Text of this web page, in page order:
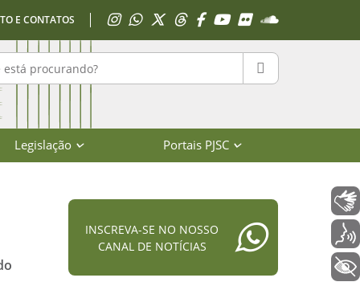
E CONTATOS Acessar Instagram
Acessar WhatsApp
Acessar XAcessar Threads
Acessar Facebook
Acessar YouTube
Acessar Flickr
Acessar
no portal PESQUISAR
Legislação Portais PJSC
INSCREVA-SE NO NOSSO
CANAL DE NOTÍCIAS
Libras
+ Acessibilidade